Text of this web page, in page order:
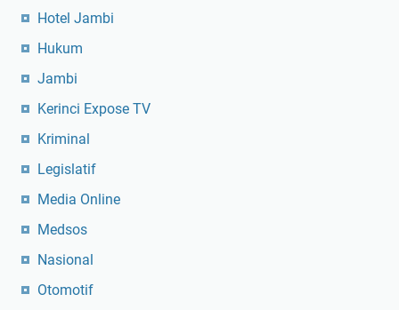
Hotel Jambi
Hukum
Jambi
Kerinci Expose TV
Kriminal
Legislatif
Media Online
Medsos
Nasional
Otomotif